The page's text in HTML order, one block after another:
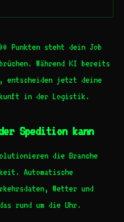
Punkten steht dein Job
Während KI bereits
entscheiden jetzt deine
in der Logistik.
Spedition kann
die Branche
Automatische
Wetter und
rund um die Uhr.